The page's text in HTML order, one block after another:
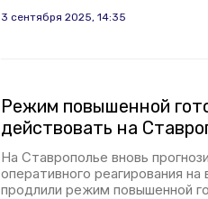
3 сентября 2025, 14:35
Режим повышенной
действовать на
На Ставрополье вновь
оперативного реагирования
продлили режим повышенной